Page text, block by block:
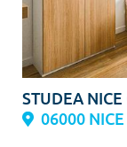
STUDEA NICE
06000 NICE